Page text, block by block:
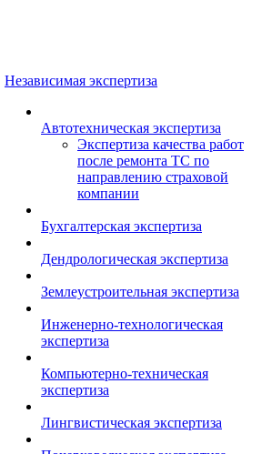
Независимая экспертиза
Автотехническая экспертиза
Экспертиза качества работ
после ремонта ТС по
направлению страховой
компании
Бухгалтерская экспертиза
Дендрологическая экспертиза
Землеустроительная экспертиза
Инженерно-технологическая
экспертиза
Компьютерно-техническая
экспертиза
Лингвистическая экспертиза